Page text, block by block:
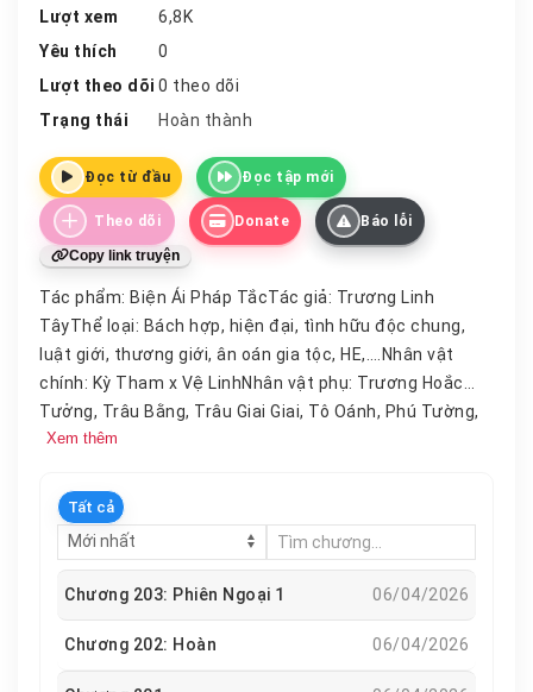
Lượt xem
6,8K
Yêu thích
0
Lượt theo dõi 0 theo dõi
Trạng thái
Hoàn thành
Đọc từ đầu Đọc tập mới
Theo dõi Donate Báo lỗi
Copy link truyện
Tác phẩm: Biện Ái Pháp TắcTác giả: Trương Linh
TâyThể loại: Bách hợp, hiện đại, tình hữu độc chung,
luật giới, thương giới, ân oán gia tộc, HE,….Nhân vật
chính: Kỳ Tham x Vệ LinhNhân vật phụ: Trương Hoắc
Tưởng, Trâu Bằng, Trâu Giai Giai, Tô Oánh, Phú Tường,
gia tộc họ Kỳ, gia tộc họ Vệ,… Editor: Phong LạcEditor:
miệng nhưng giàu lòng trắc ẩn, sẵn sàng vì thân chủ
mà lợi dụng những khe hở pháp luật. Với cô, con người
chủnhân của pháp luật.Là một luật sư, nàng nghiêm
nhắc bảo thủ. Với nàng, luật pháp là công cụ để trừng
phạt con người.Rất nhiều năm về trước, Kỳ gia nổi danh
đứng đầu trong giới hắc đạo. Còn Vệ gia là đại diện cho
Xem thêm
Tất cả
Chương 203: Phiên Ngoại 1 06/04/2026
Chương 202: Hoàn 06/04/2026